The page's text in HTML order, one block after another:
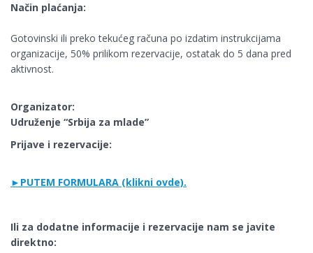
Način plaćanja:
Gotovinski ili preko tekućeg računa po izdatim instrukcijama
organizacije, 50% prilikom rezervacije, ostatak do 5 dana pred
aktivnost.
Organizator:
Udruženje “Srbija za mlade”
Prijave i rezervacije:
►PUTEM FORMULARA (klikni ovde).
Ili za dodatne informacije i rezervacije nam se javite
direktno: